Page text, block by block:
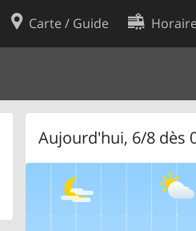
Carte / Guide
Aujourd'hui, 6/8 dès